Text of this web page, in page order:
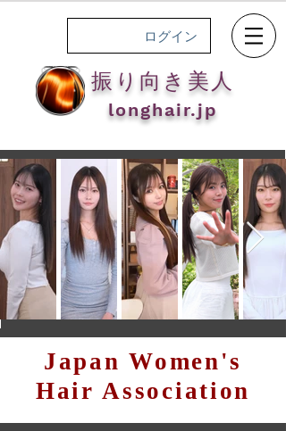
ログイン
振り向き美人
longhair.jp
Japan Women's
Hair Association